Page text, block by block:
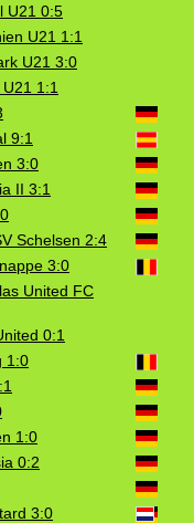
U21 0:5
U21 1:1
U21 3:0
1:1
9:1
3:0
II 3:1
Schelsen 2:4
3:0
United FC
0:1
1:0
1:0
0:2
3:0